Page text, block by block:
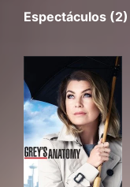
Espectáculos (2)